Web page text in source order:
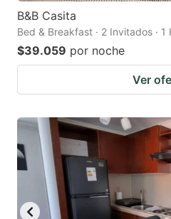
B&B Casita
Bed & Breakfast · 2 Invitados · 1
$39.059 por noche
Ver